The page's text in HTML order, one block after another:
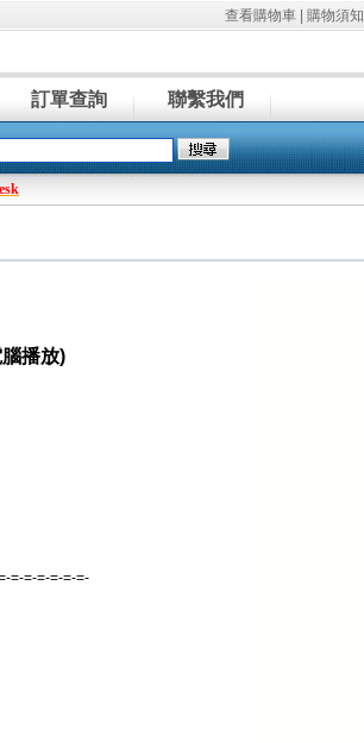
查看購物車 購物須知
訂單查詢 聯繫我們
播放)
=-=-=-=-=-=-